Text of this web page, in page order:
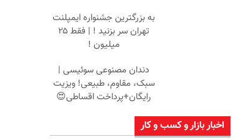
به بزرگترین جشنواره ایمپلنت
تهران سر بزنید ! | فقط ۲۵
میلیون !
دندان مصنوعی سوئیسی |
سبک، مقاوم، طبیعی! ویزیت
رایگان+پرداخت اقساطی😍
اخبار بازار و کسب و کار